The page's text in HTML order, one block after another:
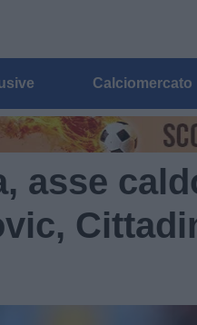
Calciomercato
asse